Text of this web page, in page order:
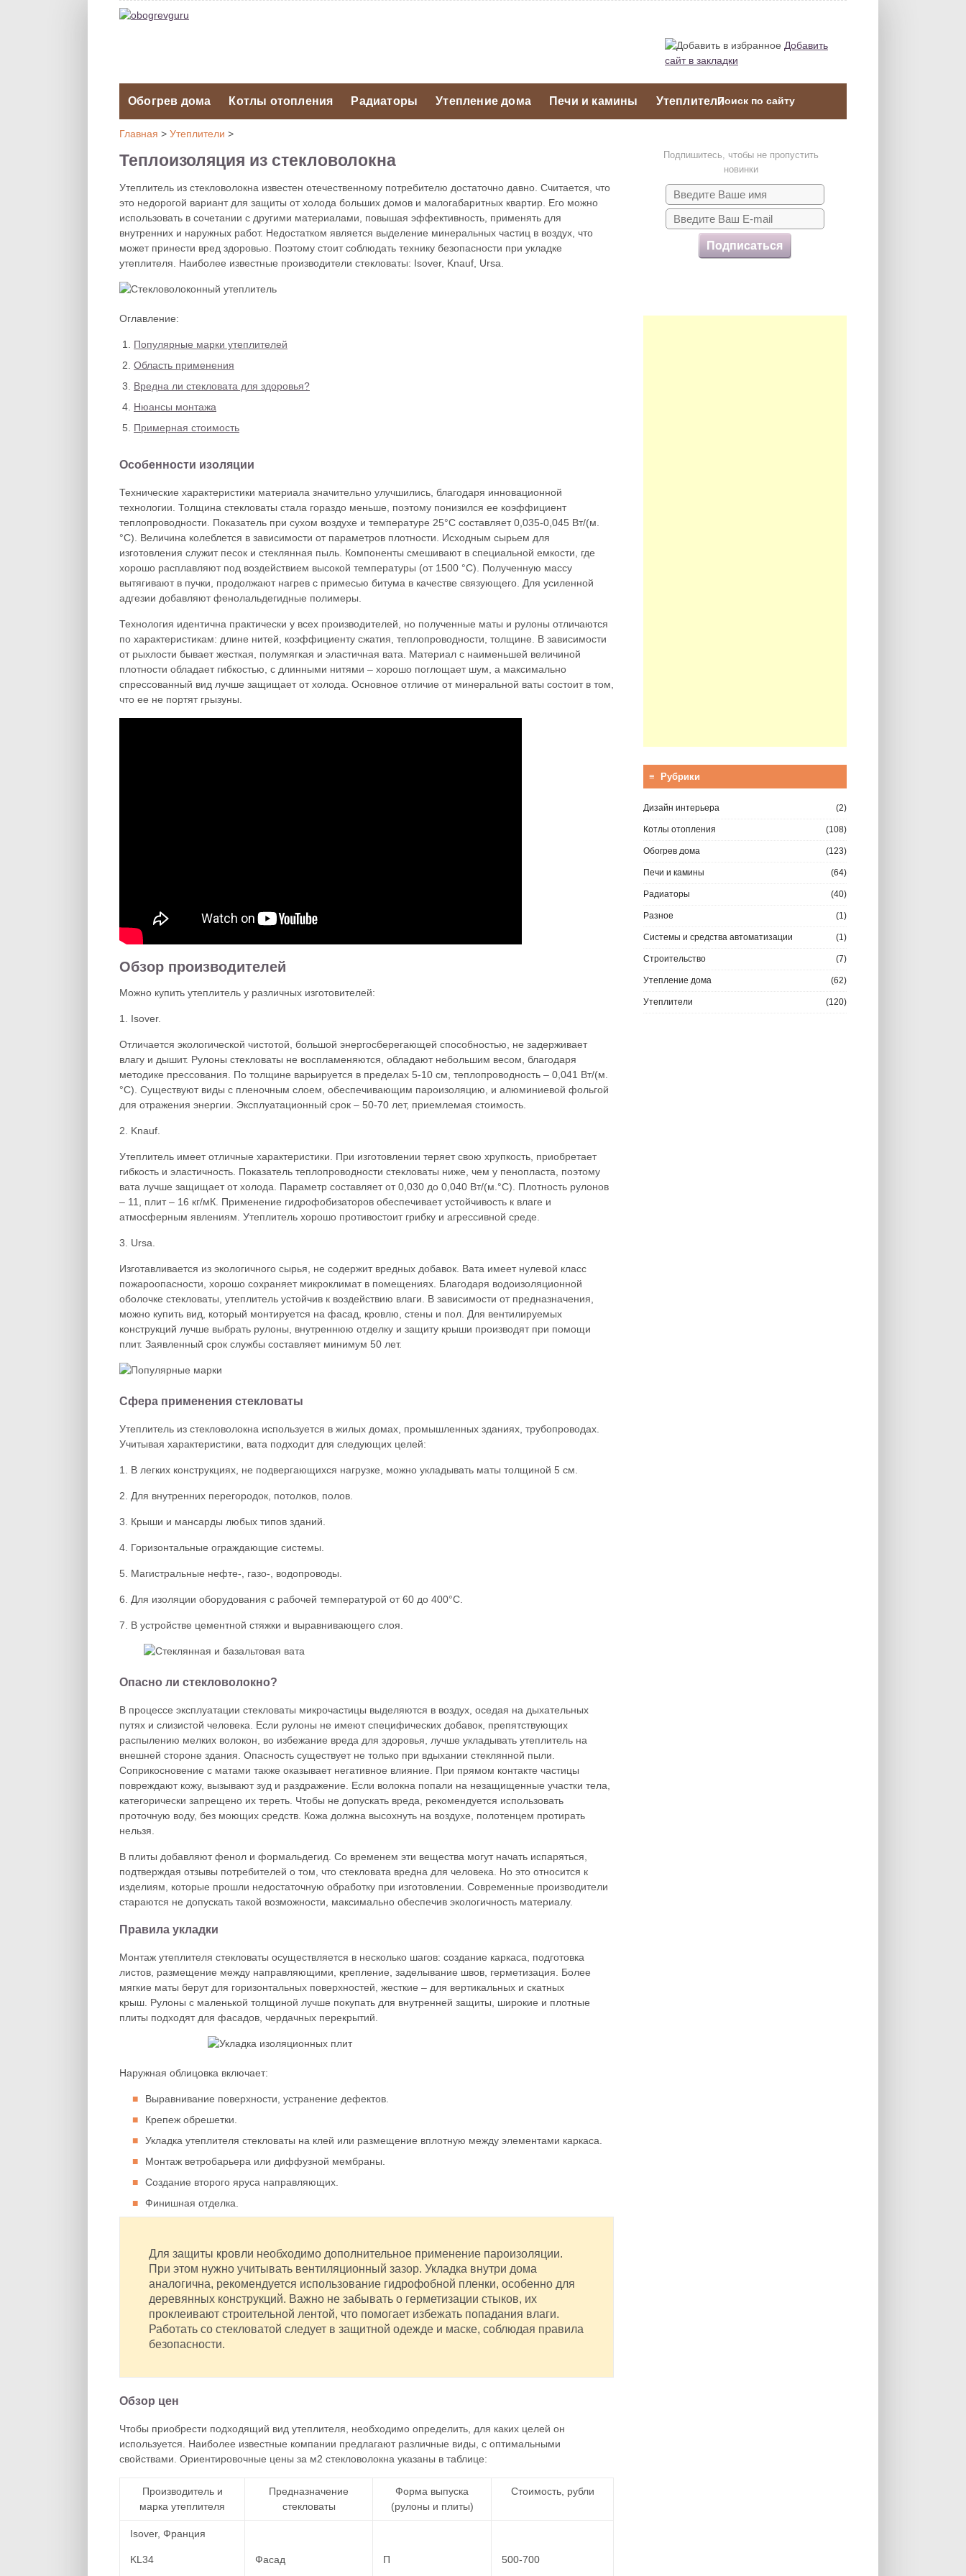
Добавить
сайт в закладки
Обогрев дома Котлы отопления Радиаторы Утепление дома Печи и камины Утеплители
Главная > Утеплители >
Теплоизоляция из стекловолокна
Утеплитель из стекловолокна известен отечественному потребителю достаточно давно. Считается, что
это недорогой вариант для защиты от холода больших домов и малогабаритных квартир. Его можно
использовать в сочетании с другими материалами, повышая эффективность, применять для
внутренних и наружных работ. Недостатком является выделение минеральных частиц в воздух, что
может принести вред здоровью. Поэтому стоит соблюдать технику безопасности при укладке
утеплителя. Наиболее известные производители стекловаты: Isover, Knauf, Ursa.
Оглавление:
Популярные марки утеплителей
Область применения
Вредна ли стекловата для здоровья?
Нюансы монтажа
Примерная стоимость
Особенности изоляции
Технические характеристики материала значительно улучшились, благодаря инновационной
технологии. Толщина стекловаты стала гораздо меньше, поэтому понизился ее коэффициент
теплопроводности. Показатель при сухом воздухе и температуре 25°C составляет 0,035-0,045 Вт/(м.
°C). Величина колеблется в зависимости от параметров плотности. Исходным сырьем для
изготовления служит песок и стеклянная пыль. Компоненты смешивают в специальной емкости, где
хорошо расплавляют под воздействием высокой температуры (от 1500 °C). Полученную массу
вытягивают в пучки, продолжают нагрев с примесью битума в качестве связующего. Для усиленной
адгезии добавляют фенолальдегидные полимеры.
Технология идентична практически у всех производителей, но полученные маты и рулоны отличаются
по характеристикам: длине нитей, коэффициенту сжатия, теплопроводности, толщине. В зависимости
от рыхлости бывает жесткая, полумягкая и эластичная вата. Материал с наименьшей величиной
плотности обладает гибкостью, с длинными нитями – хорошо поглощает шум, а максимально
спрессованный вид лучше защищает от холода. Основное отличие от минеральной ваты состоит в том,
что ее не портят грызуны.
Обзор производителей
Можно купить утеплитель у различных изготовителей:
1. Isover.
Отличается экологической чистотой, большой энергосберегающей способностью, не задерживает
влагу и дышит. Рулоны стекловаты не воспламеняются, обладают небольшим весом, благодаря
методике прессования. По толщине варьируется в пределах 5-10 см, теплопроводность – 0,041 Вт/(м.
°C). Существуют виды с пленочным слоем, обеспечивающим пароизоляцию, и алюминиевой фольгой
для отражения энергии. Эксплуатационный срок – 50-70 лет, приемлемая стоимость.
2. Knauf.
Утеплитель имеет отличные характеристики. При изготовлении теряет свою хрупкость, приобретает
гибкость и эластичность. Показатель теплопроводности стекловаты ниже, чем у пенопласта, поэтому
вата лучше защищает от холода. Параметр составляет от 0,030 до 0,040 Вт/(м.°C). Плотность рулонов
– 11, плит – 16 кг/мК. Применение гидрофобизаторов обеспечивает устойчивость к влаге и
атмосферным явлениям. Утеплитель хорошо противостоит грибку и агрессивной среде.
3. Ursa.
Изготавливается из экологичного сырья, не содержит вредных добавок. Вата имеет нулевой класс
пожароопасности, хорошо сохраняет микроклимат в помещениях. Благодаря водоизоляционной
оболочке стекловаты, утеплитель устойчив к воздействию влаги. В зависимости от предназначения,
можно купить вид, который монтируется на фасад, кровлю, стены и пол. Для вентилируемых
конструкций лучше выбрать рулоны, внутреннюю отделку и защиту крыши производят при помощи
плит. Заявленный срок службы составляет минимум 50 лет.
Сфера применения стекловаты
Утеплитель из стекловолокна используется в жилых домах, промышленных зданиях, трубопроводах.
Учитывая характеристики, вата подходит для следующих целей:
1. В легких конструкциях, не подвергающихся нагрузке, можно укладывать маты толщиной 5 см.
2. Для внутренних перегородок, потолков, полов.
3. Крыши и мансарды любых типов зданий.
4. Горизонтальные ограждающие системы.
5. Магистральные нефте-, газо-, водопроводы.
6. Для изоляции оборудования с рабочей температурой от 60 до 400°C.
7. В устройстве цементной стяжки и выравнивающего слоя.
Опасно ли стекловолокно?
В процессе эксплуатации стекловаты микрочастицы выделяются в воздух, оседая на дыхательных
путях и слизистой человека. Если рулоны не имеют специфических добавок, препятствующих
распылению мелких волокон, во избежание вреда для здоровья, лучше укладывать утеплитель на
внешней стороне здания. Опасность существует не только при вдыхании стеклянной пыли.
Соприкосновение с матами также оказывает негативное влияние. При прямом контакте частицы
повреждают кожу, вызывают зуд и раздражение. Если волокна попали на незащищенные участки тела,
категорически запрещено их тереть. Чтобы не допускать вреда, рекомендуется использовать
проточную воду, без моющих средств. Кожа должна высохнуть на воздухе, полотенцем протирать
нельзя.
В плиты добавляют фенол и формальдегид. Со временем эти вещества могут начать испаряться,
подтверждая отзывы потребителей о том, что стекловата вредна для человека. Но это относится к
изделиям, которые прошли недостаточную обработку при изготовлении. Современные производители
стараются не допускать такой возможности, максимально обеспечив экологичность материалу.
Правила укладки
Монтаж утеплителя стекловаты осуществляется в несколько шагов: создание каркаса, подготовка
листов, размещение между направляющими, крепление, заделывание швов, герметизация. Более
мягкие маты берут для горизонтальных поверхностей, жесткие – для вертикальных и скатных
крыш. Рулоны с маленькой толщиной лучше покупать для внутренней защиты, широкие и плотные
плиты подходят для фасадов, чердачных перекрытий.
Наружная облицовка включает:
Выравнивание поверхности, устранение дефектов.
Крепеж обрешетки.
Укладка утеплителя стекловаты на клей или размещение вплотную между элементами каркаса.
Монтаж ветробарьера или диффузной мембраны.
Создание второго яруса направляющих.
Финишная отделка.
Для защиты кровли необходимо дополнительное применение пароизоляции.
При этом нужно учитывать вентиляционный зазор. Укладка внутри дома
аналогична, рекомендуется использование гидрофобной пленки, особенно для
деревянных конструкций. Важно не забывать о герметизации стыков, их
проклеивают строительной лентой, что помогает избежать попадания влаги.
Работать со стекловатой следует в защитной одежде и маске, соблюдая правила
безопасности.
Обзор цен
Чтобы приобрести подходящий вид утеплителя, необходимо определить, для каких целей он
используется. Наиболее известные компании предлагают различные виды, с оптимальными
свойствами. Ориентировочные цены за м2 стекловолокна указаны в таблице:
Производитель и
марка утеплителя
Предназначение
стекловаты
Форма выпуска
(рулоны и плиты)
Стоимость, рубли
Isover, Франция
KL34 Фасад П 500-700
Подпишитесь, чтобы не пропустить
новинки
Подписаться
≡ Рубрики
Дизайн интерьера (2)
Котлы отопления (108)
Обогрев дома (123)
Печи и камины (64)
Радиаторы (40)
Разное (1)
Системы и средства автоматизации (1)
Строительство (7)
Утепление дома (62)
Утеплители (120)